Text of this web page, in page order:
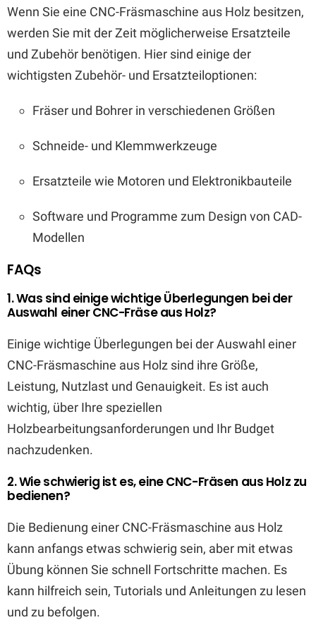
Wenn Sie eine CNC-Fräsmaschine aus Holz besitzen,
werden Sie mit der Zeit möglicherweise Ersatzteile
und Zubehör benötigen. Hier sind einige der
wichtigsten Zubehör- und Ersatzteiloptionen:
Fräser und Bohrer in verschiedenen Größen
Schneide- und Klemmwerkzeuge
Ersatzteile wie Motoren und Elektronikbauteile
Software und Programme zum Design von CAD-
Modellen
FAQs
1. Was sind einige wichtige Überlegungen bei der
Auswahl einer CNC-Fräse aus Holz?
Einige wichtige Überlegungen bei der Auswahl einer
CNC-Fräsmaschine aus Holz sind ihre Größe,
Leistung, Nutzlast und Genauigkeit. Es ist auch
wichtig, über Ihre speziellen
Holzbearbeitungsanforderungen und Ihr Budget
nachzudenken.
2. Wie schwierig ist es, eine CNC-Fräsen aus Holz zu
bedienen?
Die Bedienung einer CNC-Fräsmaschine aus Holz
kann anfangs etwas schwierig sein, aber mit etwas
Übung können Sie schnell Fortschritte machen. Es
kann hilfreich sein, Tutorials und Anleitungen zu lesen
und zu befolgen.